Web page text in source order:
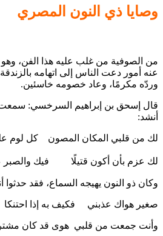
وصايا ذي النون المصري
من الصوفية من غلب عليه هذا الفن، وهو
عنه أمور دعت الناس إلى اتهامه
وردّه مكرمًا، وعاد خصومه خاسئين.
قال إسحق بن إبراهيم السرخسي: سمعت
أنشد:
لك من قلبي المكان المصون كل لوم
لك عزم بأن أكون قتيلًا فيك والصبر
وكان ذو النون يهيجه السماع، فقد حدثوا
صغير هواك عذبني فكيف به إذا احتنكا
وأنت جمعت من قلبي هوى قد كان